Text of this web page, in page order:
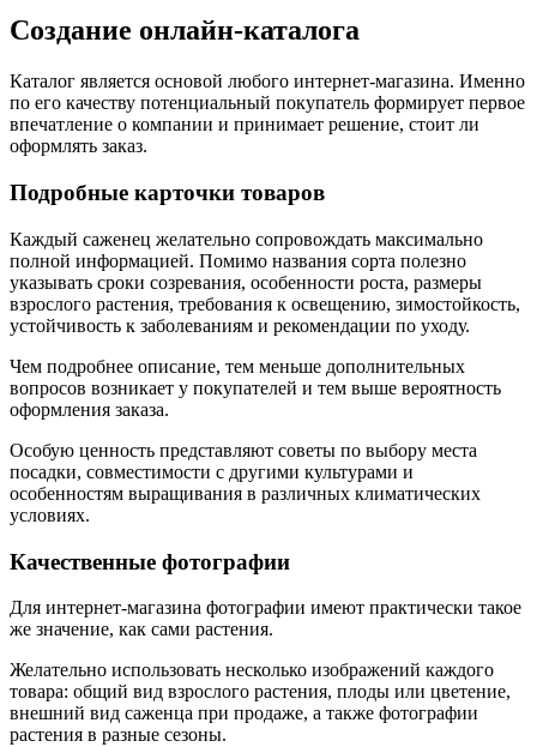
Создание онлайн-каталога
Каталог является основой любого интернет-магазина. Именно
по его качеству потенциальный покупатель формирует первое
впечатление о компании и принимает решение, стоит ли
оформлять заказ.
Подробные карточки товаров
Каждый саженец желательно сопровождать максимально
полной информацией. Помимо названия сорта полезно
указывать сроки созревания, особенности роста, размеры
взрослого растения, требования к освещению, зимостойкость,
устойчивость к заболеваниям и рекомендации по уходу.
Чем подробнее описание, тем меньше дополнительных
вопросов возникает у покупателей и тем выше вероятность
оформления заказа.
Особую ценность представляют советы по выбору места
посадки, совместимости с другими культурами и
особенностям выращивания в различных климатических
условиях.
Качественные фотографии
Для интернет-магазина фотографии имеют практически такое
же значение, как сами растения.
Желательно использовать несколько изображений каждого
товара: общий вид взрослого растения, плоды или цветение,
внешний вид саженца при продаже, а также фотографии
растения в разные сезоны.